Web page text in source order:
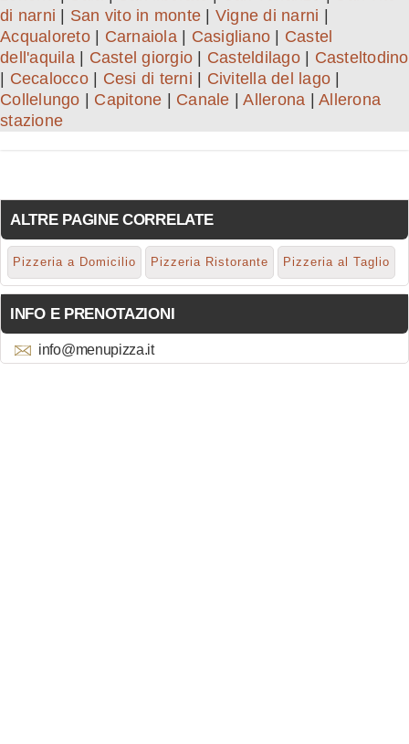
di narni
San vito in monte Vigne di narni
Acqualoreto| Carnaiola| Casigliano
Castel
dell'aquila| Castel giorgio Casteldilago| Casteltodino
Cecalocco| Cesi di terni Civitella del lago
Collelungo
Capitone Canale |Allerona
Allerona
stazione
ALTRE PAGINE CORRELATE
Pizzeria a Domicilio Pizzeria Ristorante Pizzeria al Taglio
INFO E PRENOTAZIONI
info@menupizza.it